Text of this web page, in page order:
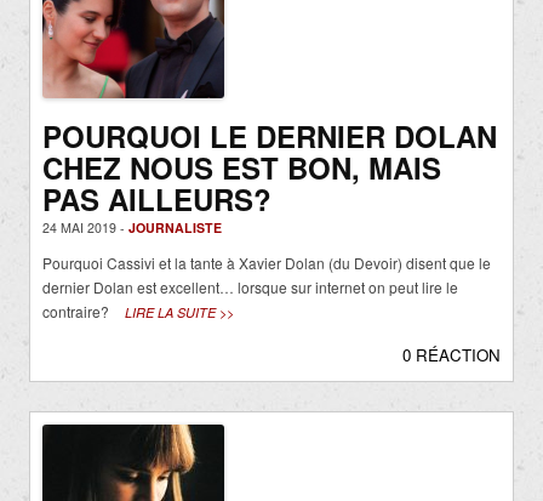
POURQUOI LE DERNIER DOLAN
CHEZ NOUS EST BON, MAIS
PAS AILLEURS?
24 MAI 2019 - JOURNALISTE
Pourquoi Cassivi et la tante à Xavier Dolan (du Devoir) disent que le
dernier Dolan est excellent… lorsque sur internet on peut lire le
contraire?
LIRE LA SUITE >>
0 RÉACTION